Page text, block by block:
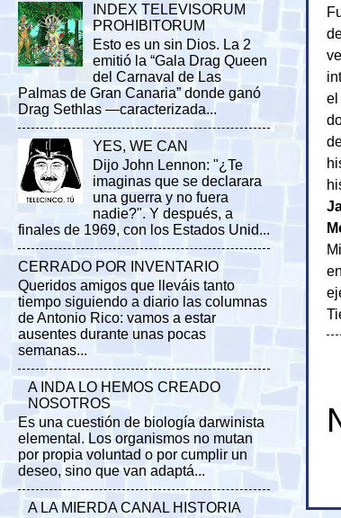
el
INDEX TELEVISORUM
PROHIBITORUM
Esto es un sin Dios. La 2
emitió la “Gala Drag Queen
del Carnaval de Las
Palmas de Gran Canaria” donde ganó
Drag Sethlas —caracterizada...
YES, WE CAN
Dijo John Lennon: "¿Te
imaginas que se declarara
una guerra y no fuera
nadie?". Y después, a
finales de 1969, con los Estados Unid...
CERRADO POR INVENTARIO
Queridos amigos que lleváis tanto
tiempo siguiendo a diario las columnas
de Antonio Rico: vamos a estar
ausentes durante unas pocas
semanas...
A INDA LO HEMOS CREADO
NOSOTROS
Es una cuestión de biología darwinista
elemental. Los organismos no mutan
por propia voluntad o por cumplir un
deseo, sino que van adaptá...
A LA MIERDA CANAL HISTORIA